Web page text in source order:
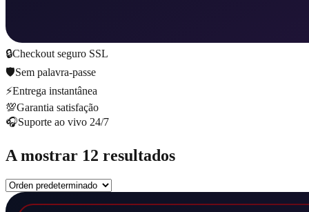
🔒Checkout seguro SSL
🛡️Sem palavra-passe
⚡Entrega instantânea
💯Garantia satisfação
🎧Suporte ao vivo 24/7
A mostrar 12 resultados